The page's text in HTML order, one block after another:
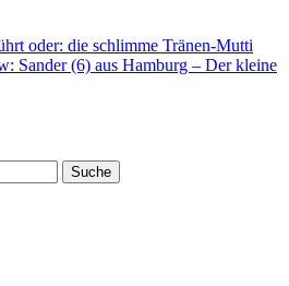
oder: die schlimme Tränen-Mutti
Sander (6) aus Hamburg – Der kleine